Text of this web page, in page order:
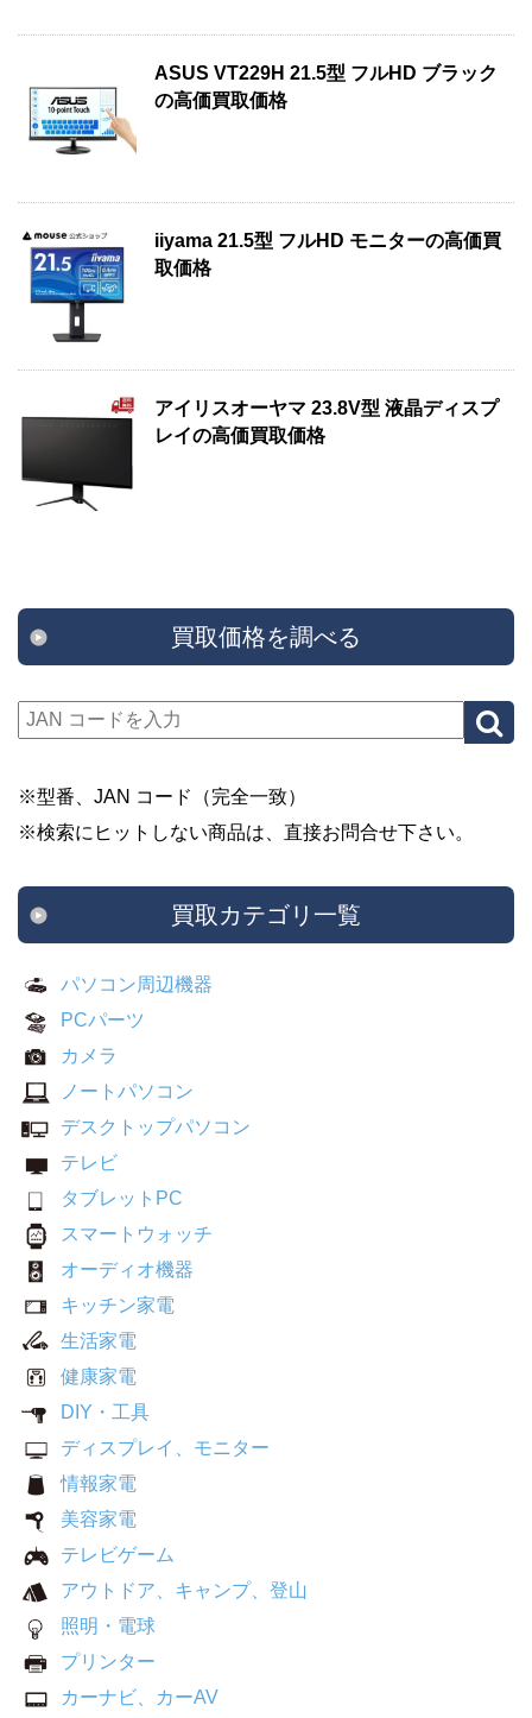
ASUS VT229H 21.5型 フルHD ブラック
の高価買取価格
iiyama 21.5型 フルHD モニターの高価買
取価格
アイリスオーヤマ 23.8V型 液晶ディスプ
レイの高価買取価格
買取価格を調べる
※型番、JAN コード（完全一致）
※検索にヒットしない商品は、直接お問合せ下さい。
買取カテゴリ一覧
パソコン周辺機器
PCパーツ
カメラ
ノートパソコン
デスクトップパソコン
テレビ
タブレットPC
スマートウォッチ
オーディオ機器
キッチン家電
生活家電
健康家電
DIY・工具
ディスプレイ、モニター
情報家電
美容家電
テレビゲーム
アウトドア、キャンプ、登山
照明・電球
プリンター
カーナビ、カーAV